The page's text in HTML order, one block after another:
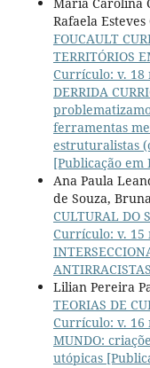
Rafaela
FOUCAULT
TERRITÓRIOS
Currículo: v. 18
DERRIDA
ferramentas
estruturalistas
[Publicação em
Ana Paula
de Souza,
CULTURAL DO
Currículo: v. 15
Lilian Pereira
TEORIAS DE
Currículo: v. 16
MUNDO:
utópicas